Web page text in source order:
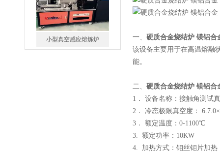
一、 硬质合金烧结炉 镁铝合
该设备主要用于在高温熔融
能。
二、 硬质合金烧结炉 镁铝合
1． 设备名称：接触角测试
2． 冷态极限真空度：
3． 额定温度：0-1100℃
3. 额定功率：10KW
4. 加热方式：钼丝钼片加热